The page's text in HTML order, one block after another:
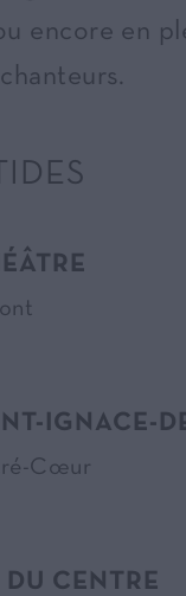
encore en
IGNACE-
Cœur
CENTRE